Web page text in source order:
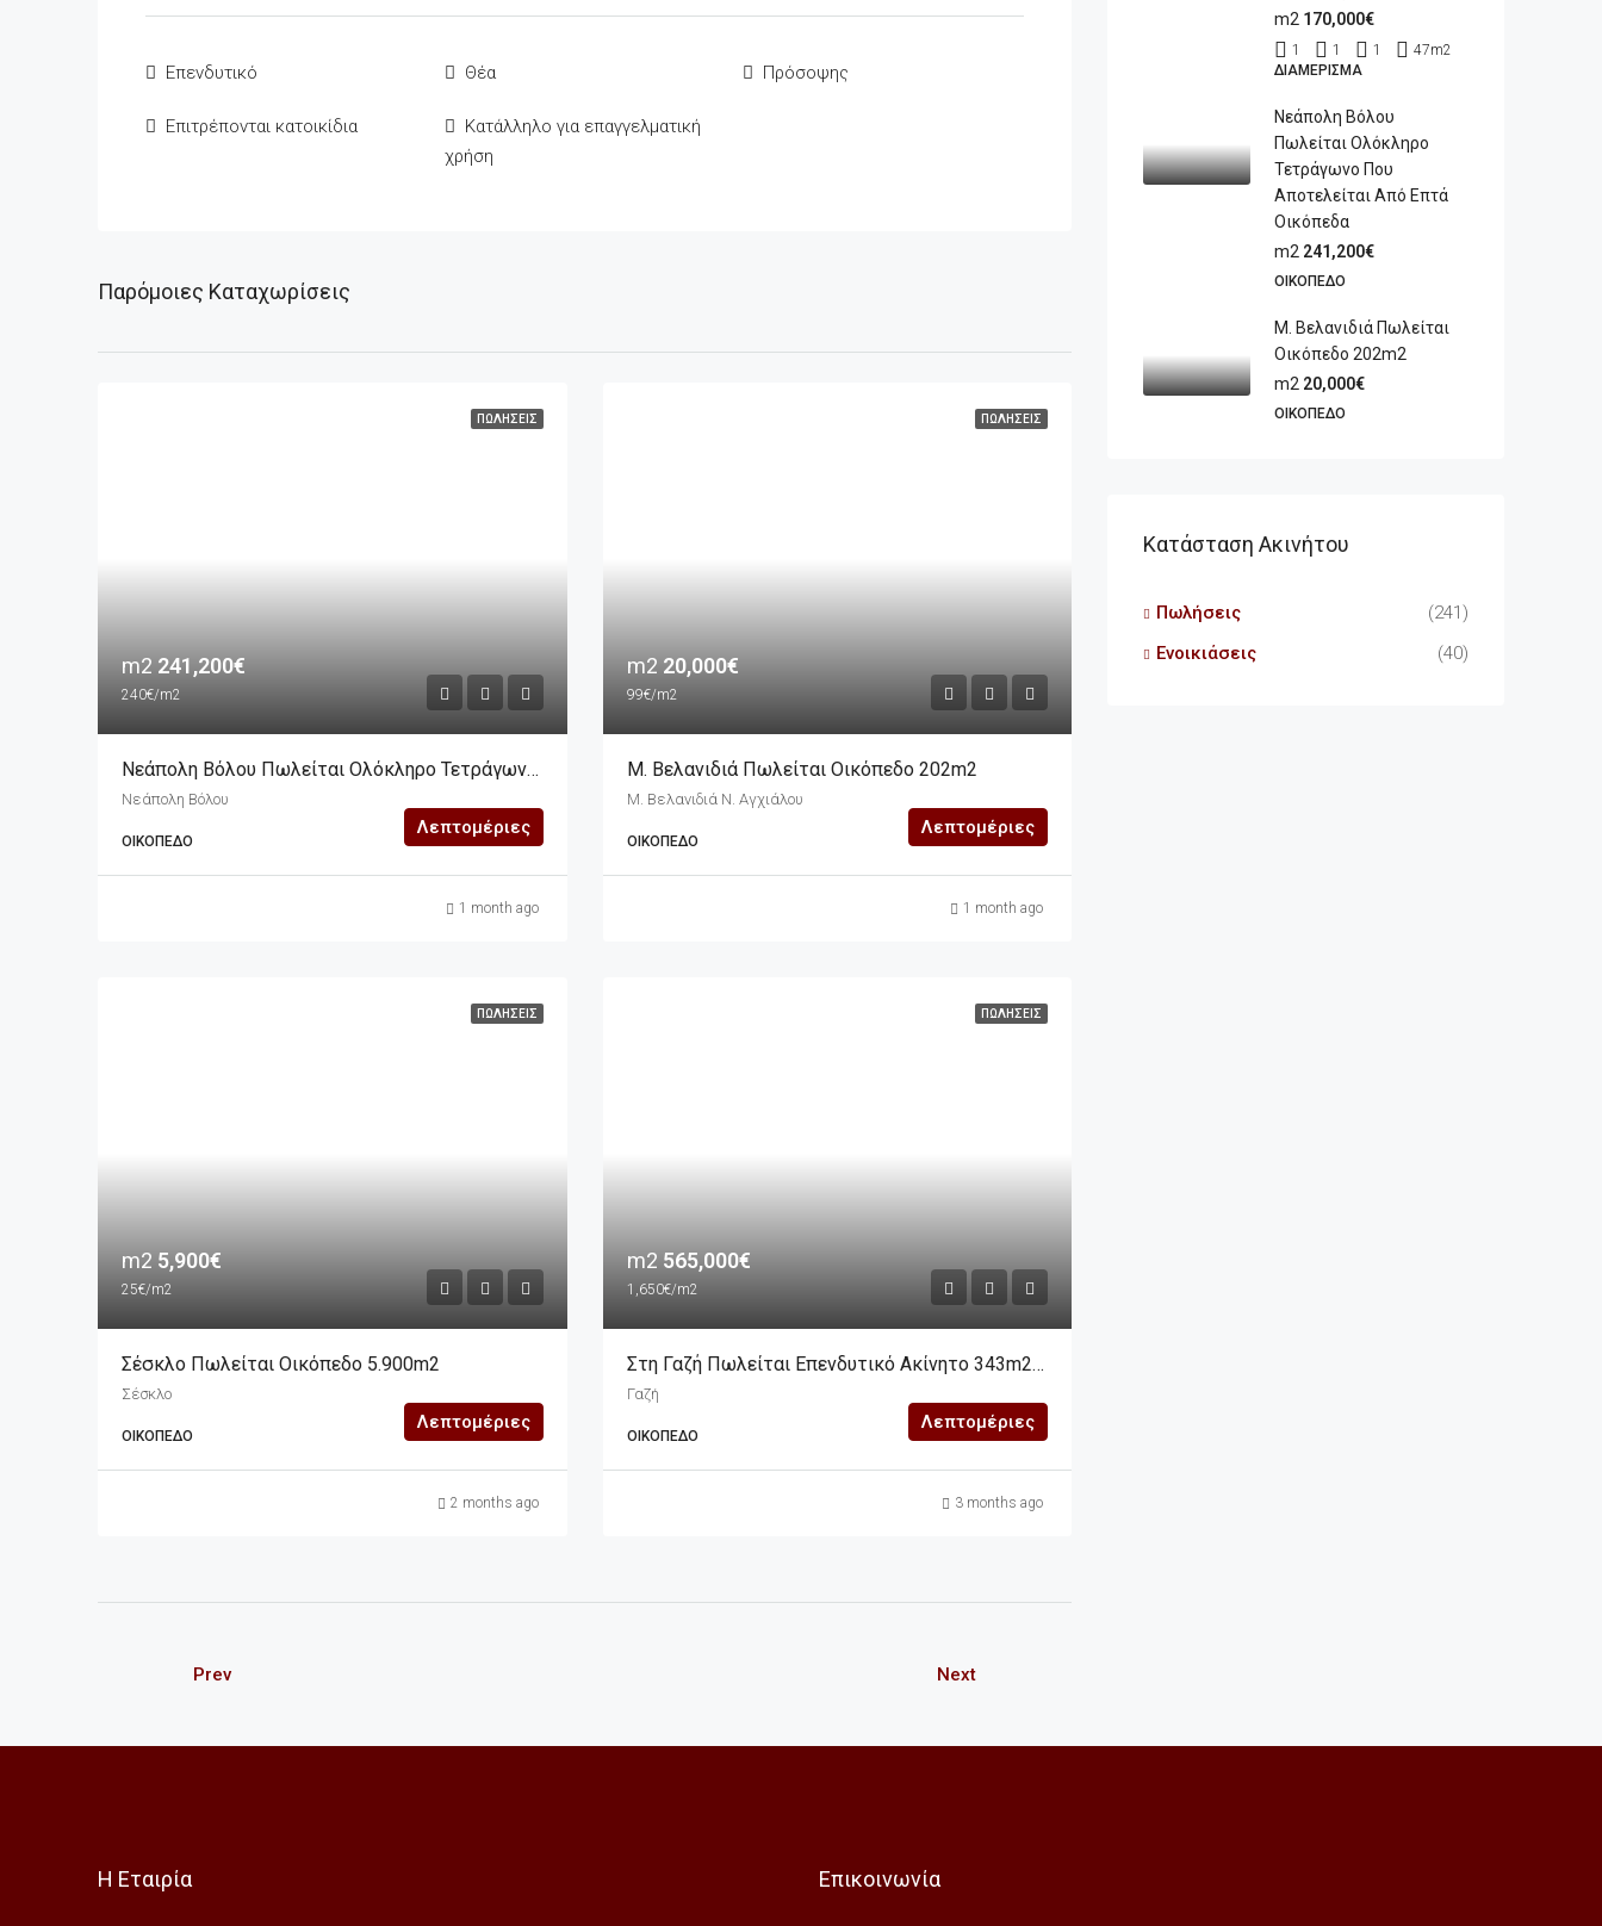
Επενδυτικό
Επιτρέπονται κατοικίδια
Θέα
Κατάλληλο για επαγγελματική
χρήση
Πρόσοψης
Παρόμοιες Καταχωρίσεις
ΠΩΛΉΣΕΙΣ
m2 241,200€
240€/m2
Νεάπολη Βόλου Πωλείται Ολόκληρο Τετράγωνο Που Αποτελείται Από Επτά Οικόπεδα
Νεάπολη Βόλου
ΟΙΚΌΠΕΔΟ
Λεπτομέριες
1 month ago
ΠΩΛΉΣΕΙΣ
m2 20,000€
99€/m2
Μ. Βελανιδιά Πωλείται Οικόπεδο 202m2
Μ. Βελανιδιά Ν. Αγχιάλου
ΟΙΚΌΠΕΔΟ
Λεπτομέριες
1 month ago
ΠΩΛΉΣΕΙΣ
m2 5,900€
25€/m2
Σέσκλο Πωλείται Οικόπεδο 5.900m2
Σέσκλο
ΟΙΚΌΠΕΔΟ
Λεπτομέριες
2 months ago
ΠΩΛΉΣΕΙΣ
m2 565,000€
1,650€/m2
Στη Γαζή Πωλείται Επενδυτικό Ακίνητο 343m2 (οικόπεδο), Διαμπερές
Γαζή
ΟΙΚΌΠΕΔΟ
Λεπτομέριες
3 months ago
Prev Next
m2 170,000€
1 1 1 47m2
ΔΙΑΜΈΡΙΣΜΑ
Νεάπολη Βόλου
Πωλείται Ολόκληρο
Τετράγωνο Που
Αποτελείται Από Επτά
Οικόπεδα
m2 241,200€
ΟΙΚΌΠΕΔΟ
Μ. Βελανιδιά Πωλείται
Οικόπεδο 202m2
m2 20,000€
ΟΙΚΌΠΕΔΟ
Κατάσταση Ακινήτου
Πωλήσεις
(241)
Ενοικιάσεις
(40)
Η Εταιρία Επικοινωνία